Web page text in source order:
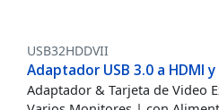
USB32HDDVII
Adaptador USB 3.0 a HDMI
Adaptador & Tarjeta de Video